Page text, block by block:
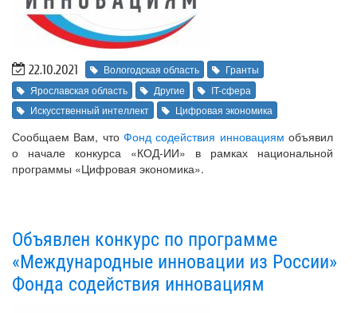
22.10.2021 Вологодская область
Гранты
Ярославская область
Другие
IT-сфера
Искусственный интеллект
Цифровая экономика
Сообщаем Вам, что Фонд содействия инновациям объявил
о начале конкурса «КОД-ИИ» в рамках национальной
программы «Цифровая экономика».
Объявлен конкурс по программе
«Международные инновации из России»
Фонда содействия инновациям